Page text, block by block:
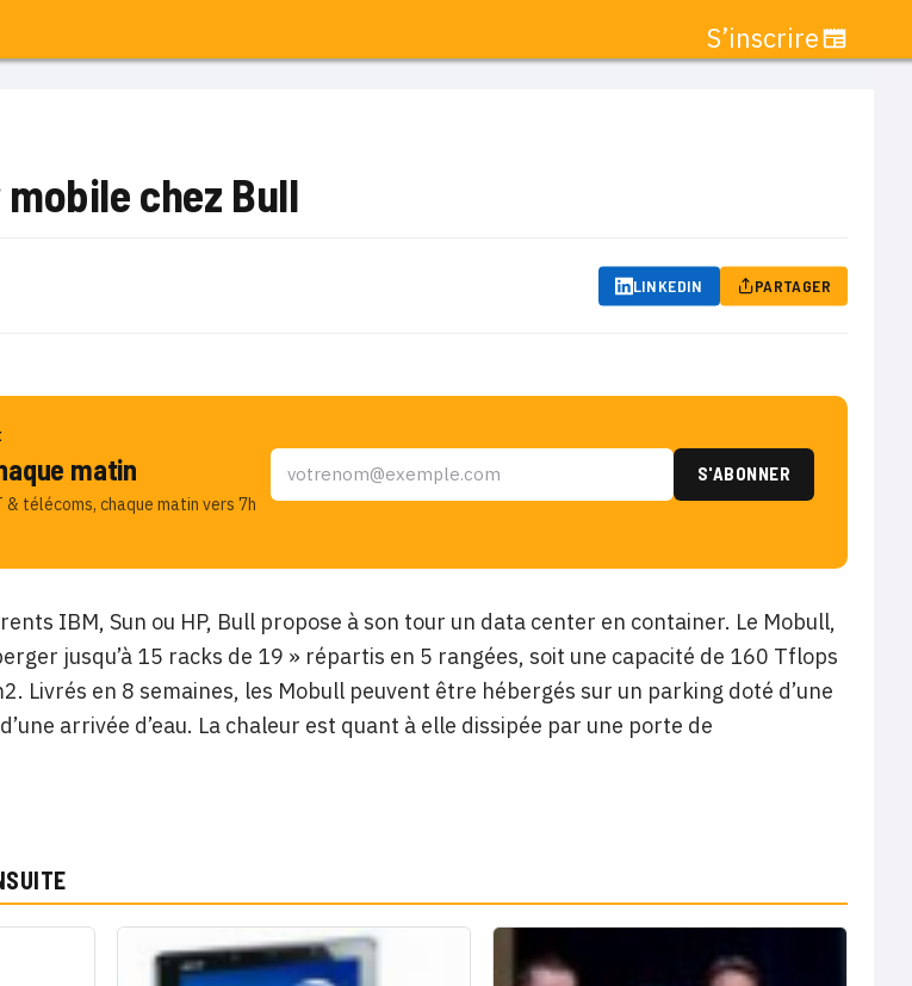
S’inscrire
chez Bull
LINKEDIN PARTAGER
matin
télécoms, chaque matin vers 7h
IBM, Sun ou HP, Bull propose à son tour un data center en container. Le Mobull,
jusqu’à 15 racks de 19 » répartis en 5 rangées, soit une capacité de 160 Tflops
Livrés en 8 semaines, les Mobull peuvent être hébergés sur un parking doté d’une
arrivée d’eau. La chaleur est quant à elle dissipée par une porte de